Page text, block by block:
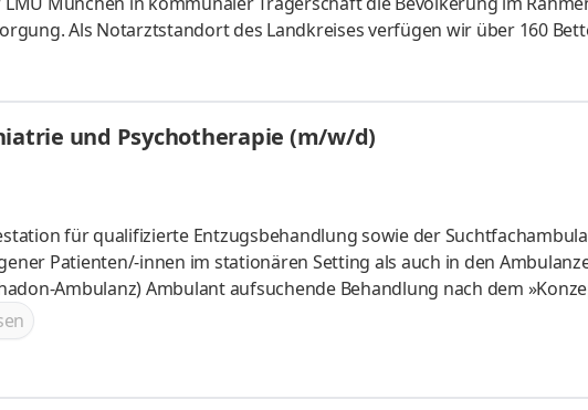
Als Notarztstandort des Landkreises verfügen wir über 160
Abteilung sowie Belegabteilungen für Orthopädie, HNO und
(CT und MRT) am Haus sowie die Außenstelle für Gynäkologie und
ergänzen unser medizinisches Angebot. Die Anästhesie ist integraler
insbesondere im Schockraum eng
und Psychotherapie (m/w/d)
für qualifizierte Entzugsbehandlung sowie der
Patienten/-innen im stationären Setting als auch in den
Ambulanz) Ambulant aufsuchende Behandlung nach dem
Vertretung in der Oberärztinnen/Oberarzt Ebene im
Weiterentwicklung und der Qualitätssicherung sowohl im
Bereich